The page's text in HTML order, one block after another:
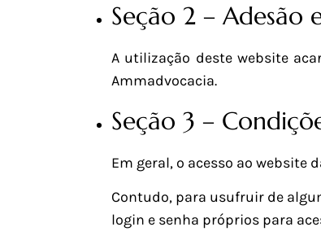
Seção 2 –
A utilização deste website
Ammadvocacia.
Seção 3 –
Em geral, o acesso ao
Contudo, para usufruir de
login e senha próprios para